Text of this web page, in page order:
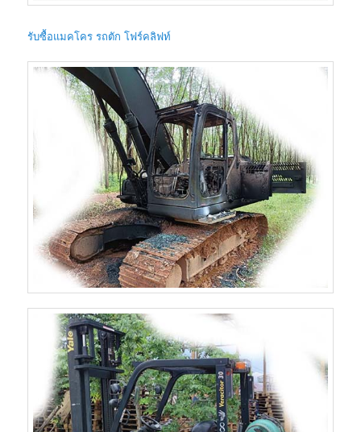
รับซื้อแมคโคร รถตัก โฟร์คลิฟท์